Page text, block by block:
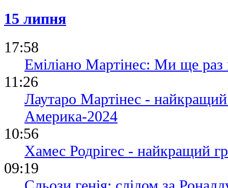
15 липня
17:58
Еміліано Мартінес: Ми ще раз
11:26
Лаутаро Мартінес -
Америка-2024
10:56
Хамес Родрігес - найкращий
09:19